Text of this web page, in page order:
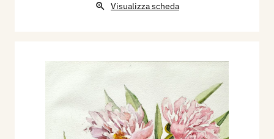
Visualizza scheda